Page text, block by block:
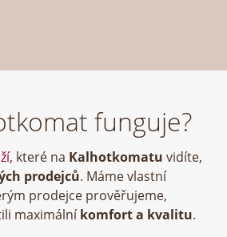
funguje?
, které na Kalhotkomatu vidíte,
prodejců. Máme vlastní
prodejce prověřujeme,
maximálníkomfort a kvalitu.